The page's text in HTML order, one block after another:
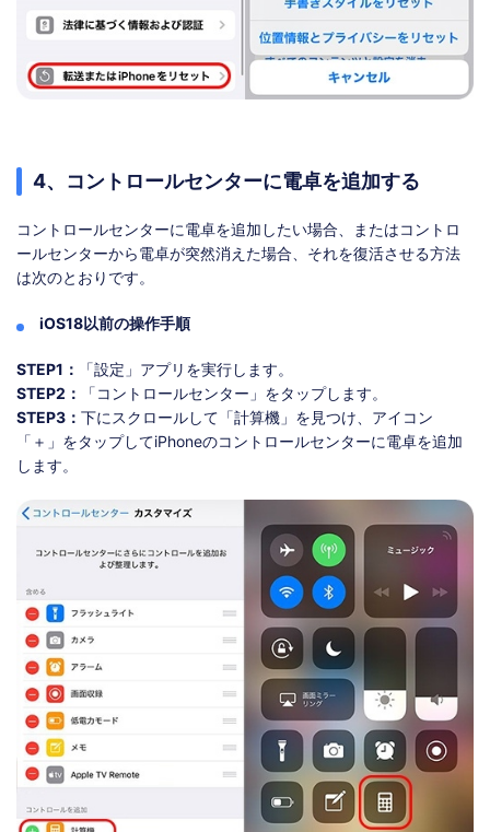
4、コントロールセンターに電卓を追加する
コントロールセンターに電卓を追加したい場合、またはコントロ
ールセンターから電卓が突然消えた場合、それを復活させる方法
は次のとおりです。
iOS18以前の操作手順
STEP1：
「設定」アプリを実行します。
STEP2：
「コントロールセンター」をタップします。
STEP3： 下にスクロールして「計算機」を見つけ、アイコン
「＋」をタップしてiPhoneのコントロールセンターに電卓を追加
します。